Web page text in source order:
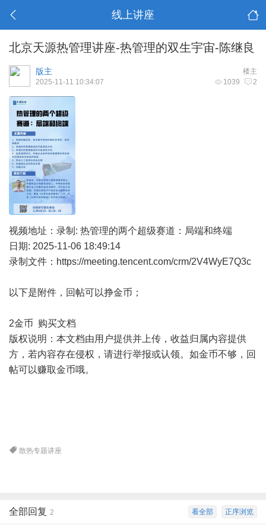
线上讲座
北京天源热管理讲座-热管理的双生宇宙-陈继良
楼主
版主
1039 2
2025-11-11 10:34:07
视频地址：录制: 热管理的两个超级赛道：局端和终端
日期: 2025-11-06 18:49:14
录制文件： https://meeting.tencent.com/crm/2V4WyE7Q3c
以下是附件，回帖可以挣金币；
2金币 购买文档
版权说明：本文档由用户提供并上传，收益归属内容提供
方，若内容存在侵权，请进行举报或认领。如金币不够，回
帖可以赚取金币哦。
散热专题讲座
正序浏览
看全部
全部回复 2